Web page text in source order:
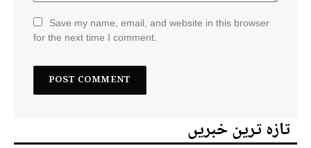
Save my name, email, and website in this browser
for the next time I comment.
تازہ ترین خبریں